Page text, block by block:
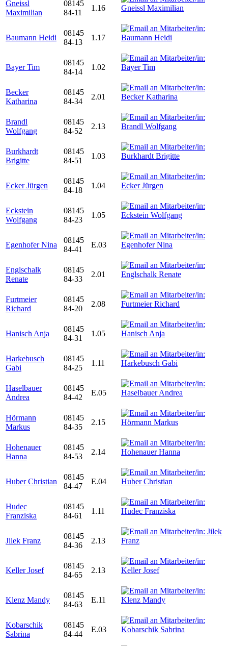
Gneissl
Maximilian
08145
84-11
1.16
Baumann Heidi
08145
84-13
1.17
Bayer Tim
08145
84-14
1.02
Becker
Katharina
08145
84-34
2.01
Brandl
Wolfgang
08145
84-52
2.13
Burkhardt
Brigitte
08145
84-51
1.03
Ecker Jürgen
08145
84-18
1.04
Eckstein
Wolfgang
08145
84-23
1.05
Egenhofer Nina
08145
84-41
E.03
Englschalk
Renate
08145
84-33
2.01
Furtmeier
Richard
08145
84-20
2.08
Hanisch Anja
08145
84-31
1.05
Harkebusch
Gabi
08145
84-25
1.11
Haselbauer
Andrea
08145
84-42
E.05
Hörmann
Markus
08145
84-35
2.15
Hohenauer
Hanna
08145
84-53
2.14
Huber Christian
08145
84-47
E.04
Hudec
Franziska
08145
84-61
1.11
Jilek Franz
08145
84-36
2.13
Keller Josef
08145
84-65
2.13
Klenz Mandy
08145
84-63
E.11
Kobarschik
Sabrina
08145
84-44
E.03